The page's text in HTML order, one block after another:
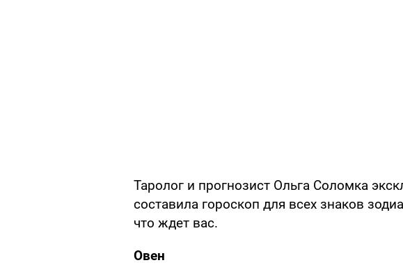
Таролог и прогнозист Ольга Соломка
составила гороскоп для всех знаков
что ждет вас.
Овен